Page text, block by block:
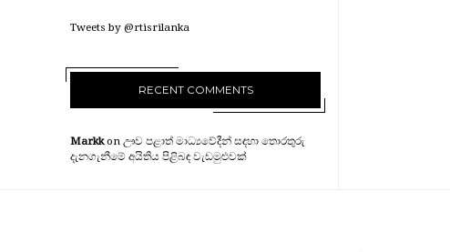
Tweets by @rtisrilanka
RECENT COMMENTS
Markkon ඌව පළාත් මාධ්‍යවේදීන් සඳහා තොරතුරු
දැනගැනීමේ අයිතිය පිළිබඳ වැඩමුළුවක්